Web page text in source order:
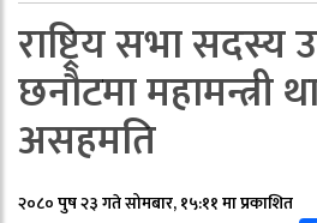
राष्ट्रिय सभा सदस्य
छनौटमा महामन्त्री
असहमति
२०८० पुष २३ गते सोमबार, १५:११ मा प्रकाशित